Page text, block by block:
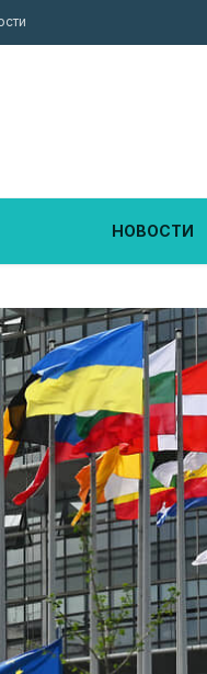
НОВОСТИ